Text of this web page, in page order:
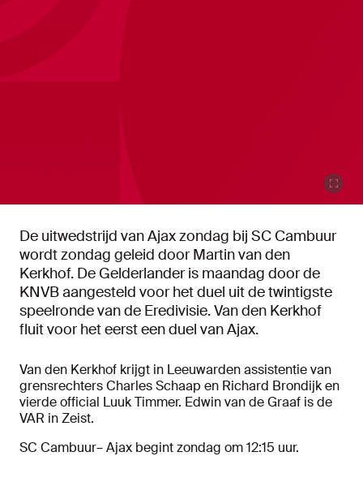
De uitwedstrijd van Ajax zondag bij SC Cambuur
wordt zondag geleid door Martin van den
Kerkhof. De Gelderlander is maandag door de
KNVB aangesteld voor het duel uit de twintigste
speelronde van de Eredivisie. Van den Kerkhof
fluit voor het eerst een duel van Ajax.
Van den Kerkhof krijgt in Leeuwarden assistentie van
grensrechters Charles Schaap en Richard Brondijk en
vierde official Luuk Timmer. Edwin van de Graaf is de
VAR in Zeist.
SC Cambuur– Ajax begint zondag om 12:15 uur.